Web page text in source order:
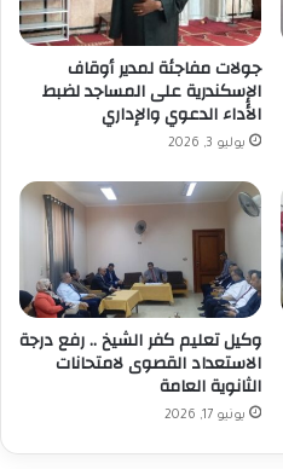
جولات مفاجئة لمدير أوقاف
الإسكندرية على المساجد لضبط
الأداء الدعوي والإداري
يوليو 3, 2026
وكيل تعليم كفر الشيخ .. رفع درجة
الاستعداد القصوى لامتحانات
الثانوية العامة
يونيو 17, 2026